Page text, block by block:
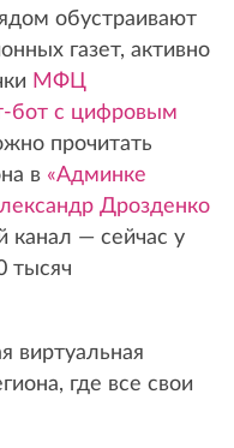
обустраивают
газет, активно
МФЦ
бот с цифровым
прочитать
в «Админке
Дрозденко
канал — сейчас у
тысяч
виртуальная
где все свои